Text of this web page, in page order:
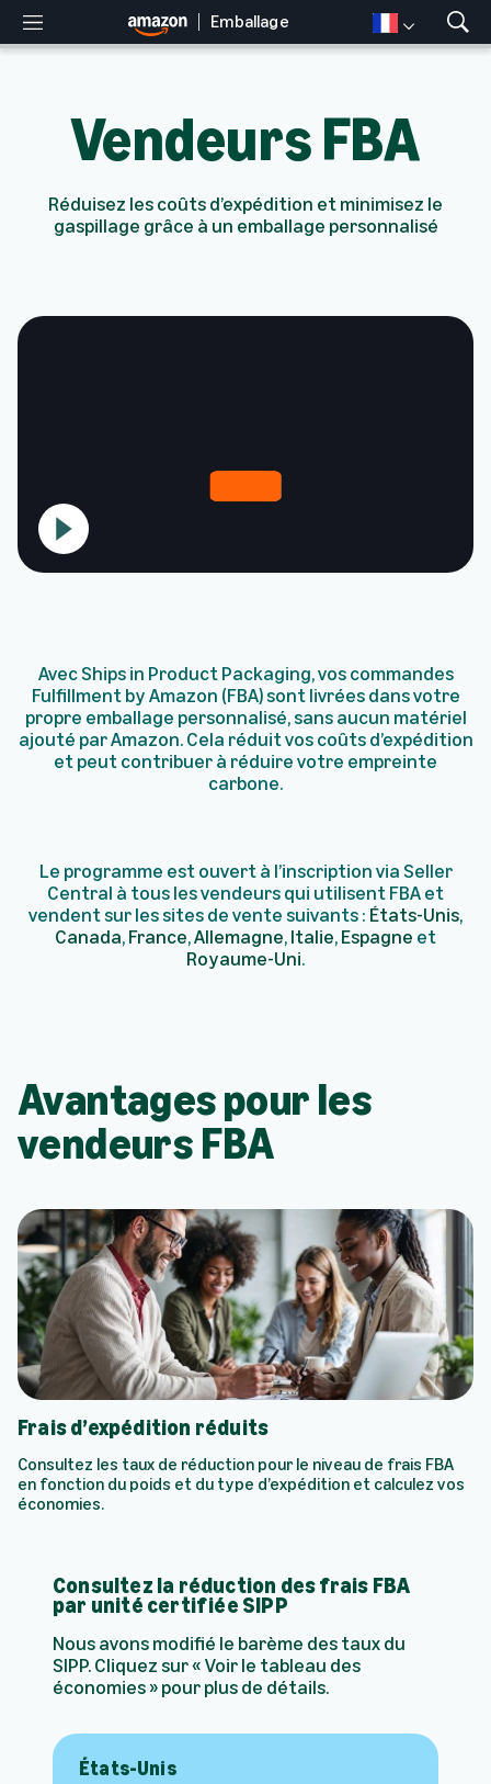
M
e
Emballage
A
f
h
Vendeurs FBA
Réduisez les coûts d’expédition et minimisez le
gaspillage grâce à un emballage personnalisé
Avec Ships in Product Packaging, vos commandes
Fulfillment by Amazon (FBA) sont livrées dans votre
propre emballage personnalisé, sans aucun matériel
ajouté par Amazon. Cela réduit vos coûts d’expédition
et peut contribuer à réduire votre empreinte
carbone.
Le programme est ouvert à l’inscription via Seller
Central à tous les vendeurs qui utilisent FBA et
vendent sur les sites de vente suivants : États-Unis,
Canada,France,Allemagne,Italie,Espagne et
Royaume-Uni.
Avantages pour les
vendeurs FBA
Frais d’expédition réduits
Consultez les taux de réduction pour le niveau de frais FBA
en fonction du poids et du type d’expédition et calculez vos
économies.
Consultez la réduction des frais FBA
par unité certifiée SIPP
Nous avons modifié le barème des taux du
SIPP. Cliquez sur « Voir le tableau des
économies » pour plus de détails.
États-Unis